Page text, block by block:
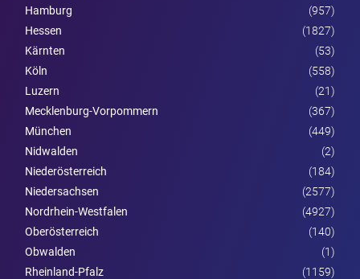
Hamburg
(957)
Hessen
(1827)
Kärnten
(53)
Köln
(558)
Luzern
(21)
Mecklenburg-Vorpommern
(367)
München
(449)
Nidwalden
(2)
Nieder­österreich
(184)
Niedersachsen
(2577)
Nordrhein-Westfalen
(4927)
Ober­österreich
(140)
Obwalden
(1)
Rheinland-Pfalz
(1159)